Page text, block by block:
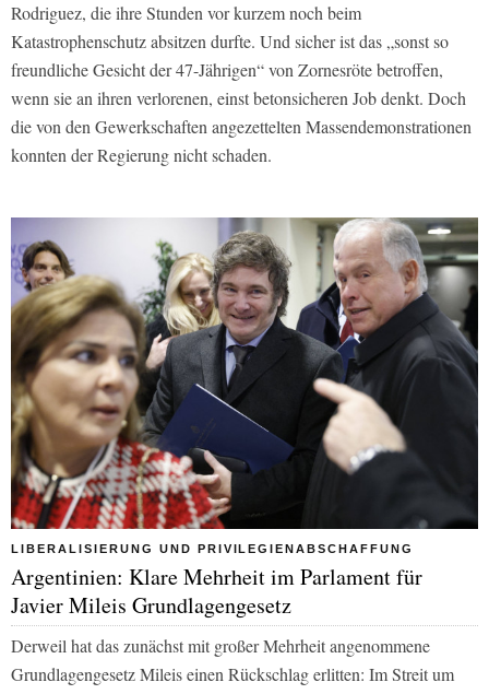
Rodriguez, die ihre Stunden vor kurzem noch beim
Katastrophenschutz absitzen durfte. Und sicher ist das „sonst so
freundliche Gesicht der 47-Jährigen“ von Zornesröte betroffen,
wenn sie an ihren verlorenen, einst betonsicheren Job denkt. Doch
die von den Gewerkschaften angezettelten Massendemonstrationen
konnten der Regierung nicht schaden.
LIBERALISIERUNG UND PRIVILEGIENABSCHAFFUNG
Argentinien: Klare Mehrheit im Parlament für
Javier Mileis Grundlagengesetz
Derweil hat das zunächst mit großer Mehrheit angenommene
Grundlagengesetz Mileis einen Rückschlag erlitten: Im Streit um